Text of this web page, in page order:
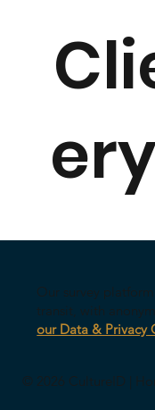
Our survey
transit, with
our Data & Privacy
© 2026 CultureID |